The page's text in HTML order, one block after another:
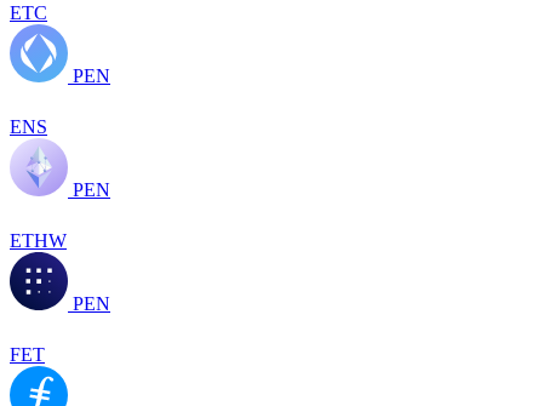
ETC
PEN
ENS
PEN
ETHW
PEN
FET